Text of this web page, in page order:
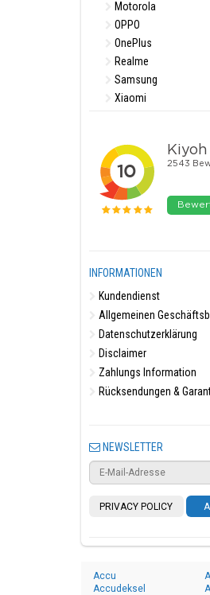
Motorola
OPPO
OnePlus
Realme
Samsung
Xiaomi
INFORMATIONEN
Kundendienst
Allgemeinen
Datenschutzerklärung
Disclaimer
Zahlungs Information
Rücksendungen &
NEWSLETTER
PRIVACY POLICY
Accu
Accudeksel